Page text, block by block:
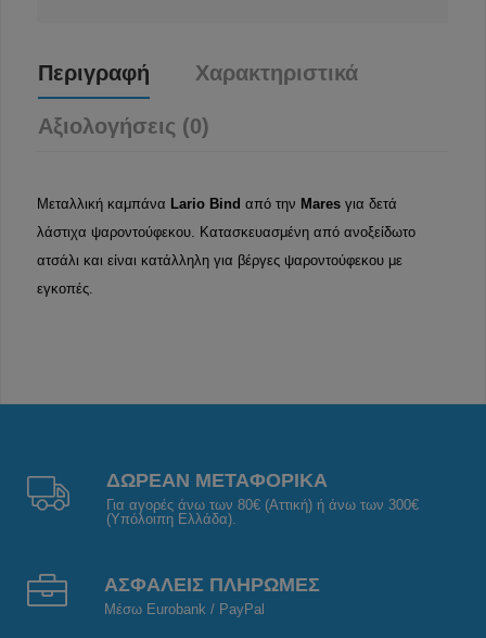
Περιγραφή Χαρακτηριστικά
Αξιολογήσεις (0)
Μεταλλική καμπάνα Lario Bind από την Mares για δετά
λάστιχα ψαροντούφεκου. Κατασκευασμένη από ανοξείδωτο
ατσάλι και είναι κατάλληλη για βέργες ψαροντούφεκου με
εγκοπές.
ΔΩΡΕΑΝ ΜΕΤΑΦΟΡΙΚΑ
Για αγορές άνω των 80€ (Αττική) ή άνω των 300€
(Υπόλοιπη Ελλάδα).
ΑΣΦΑΛΕΙΣ ΠΛΗΡΩΜΕΣ
Μέσω Eurobank / PayPal